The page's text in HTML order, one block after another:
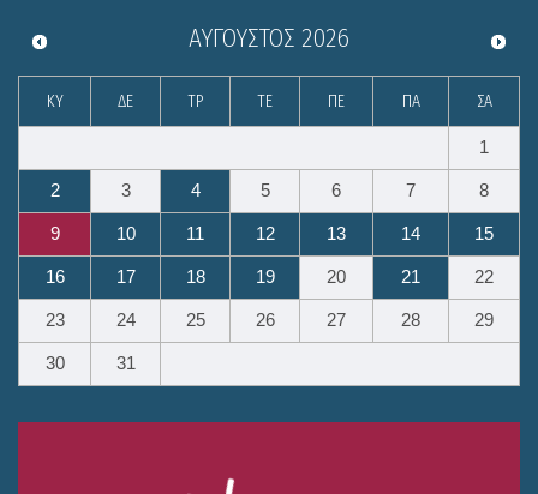
ΑΎΓΟΥΣΤΟΣ 2026
ΚΥ ΔΕ ΤΡ ΤΕ ΠΕ ΠΑ ΣΑ
1
2 3 4 5 6 7 8
9 10 11 12 13 14 15
16 17 18 19 20 21 22
23 24 25 26 27 28 29
30 31